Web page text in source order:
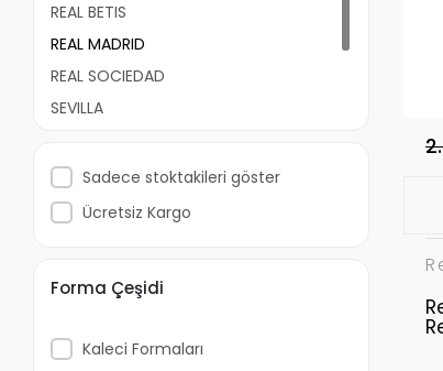
REAL BETIS
REAL MADRID
REAL SOCIEDAD
SEVILLA
DİĞER İSPANYA KULÜPLERİ
Sadece stoktakileri göster
Ücretsiz Kargo
Forma Çeşidi
Kaleci Formaları